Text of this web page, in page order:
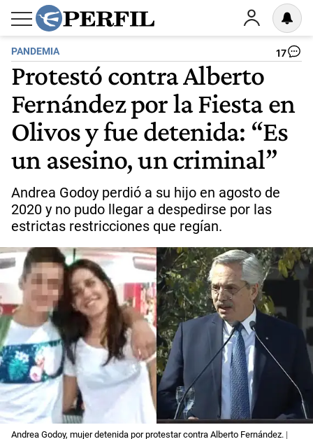
PANDEMIA 17
Protestó contra Alberto
Fernández por la Fiesta en
Olivos y fue detenida: “Es
un asesino, un criminal”
Andrea Godoy perdió a su hijo en agosto de
2020 y no pudo llegar a despedirse por las
estrictas restricciones que regían.
Andrea Godoy, mujer detenida por protestar contra Alberto Fernández. |